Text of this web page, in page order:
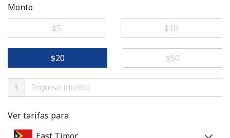
Monto
⁦$5⁩
⁦$10⁩
⁦$20⁩ ⁦$50⁩
$
Ver tarifas para